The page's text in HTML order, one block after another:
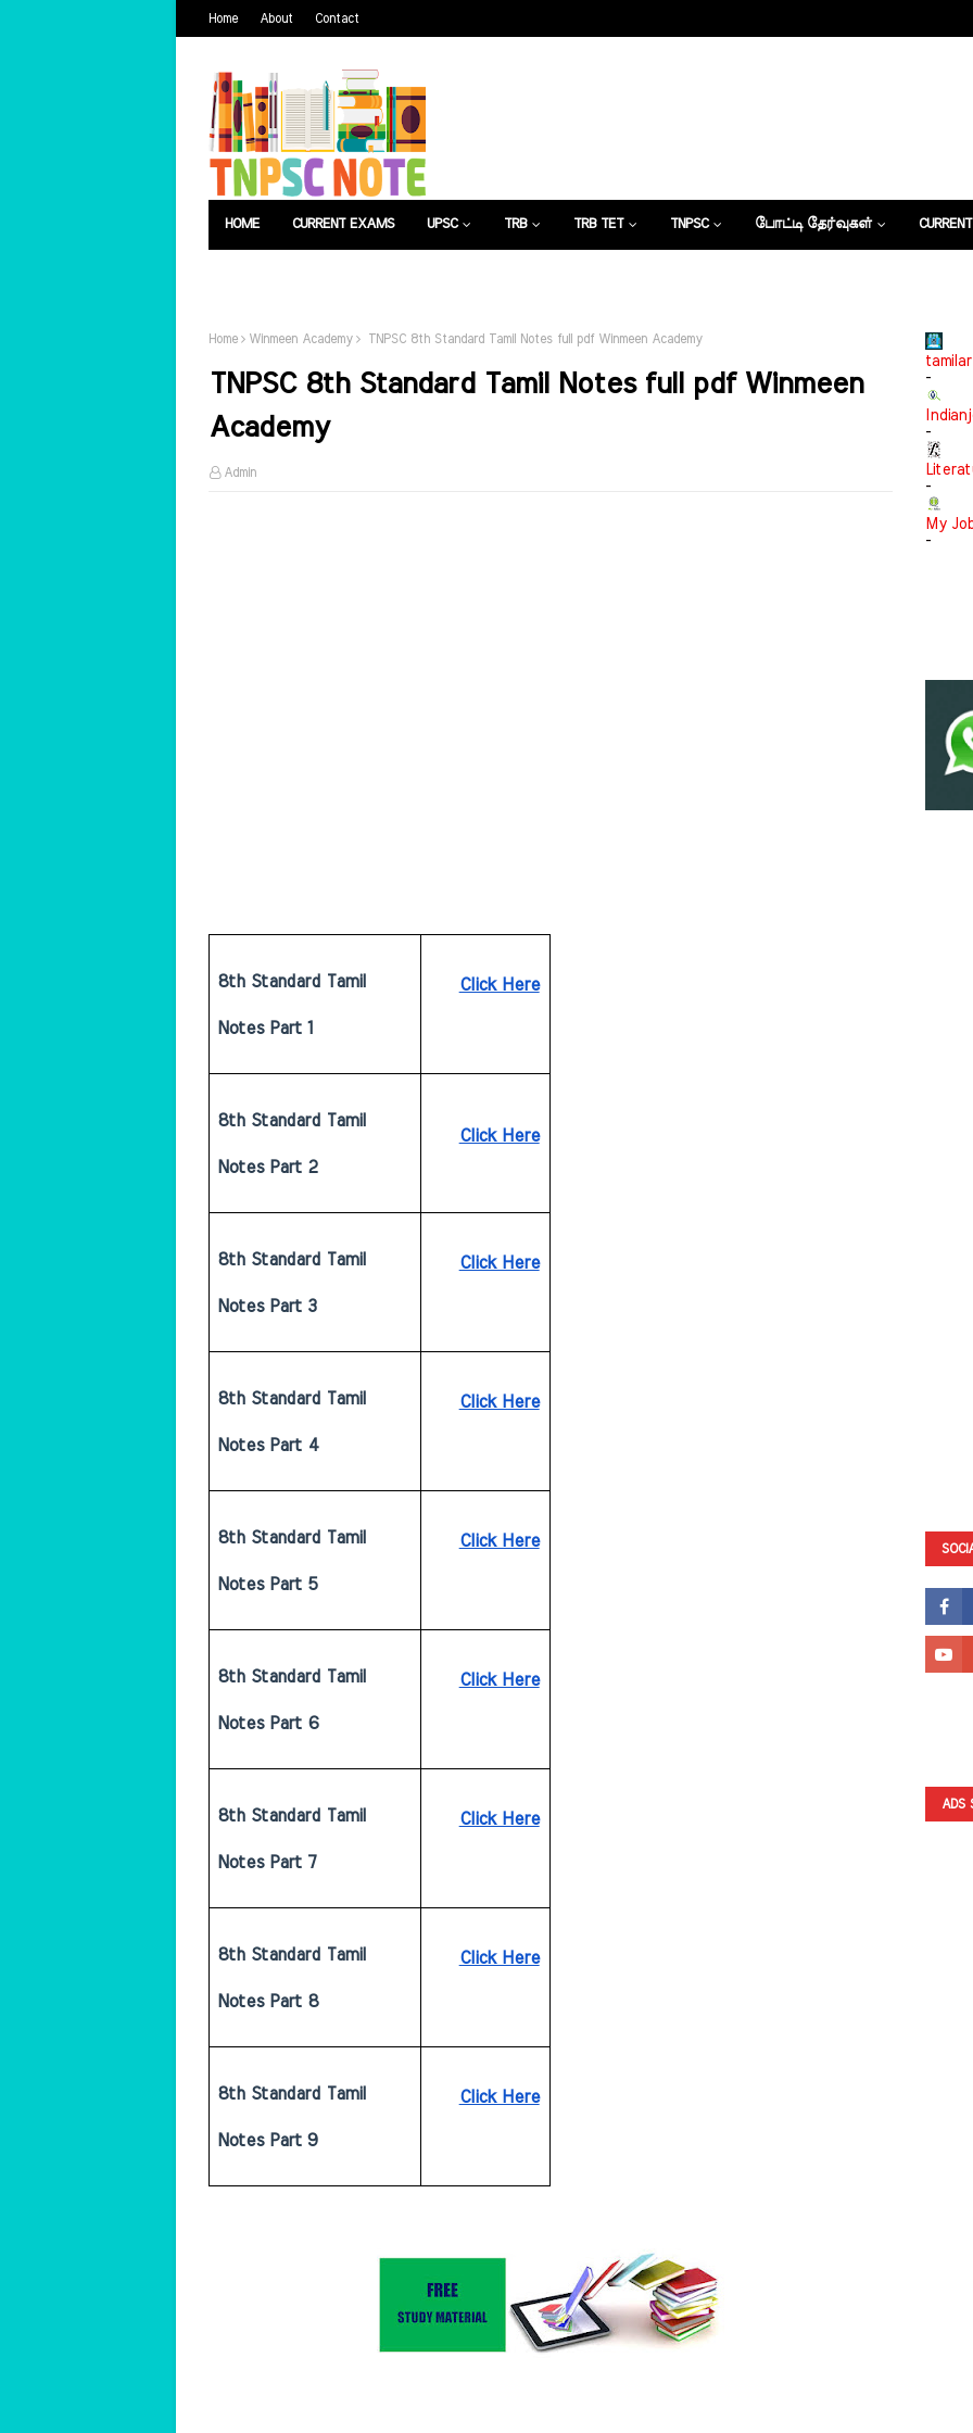
Home About Contact
HOME CURRENT EXAMS UPSC TRB TRB TET TNPSC போட்டி தேர்வுகள்
Home Winmeen Academy TNPSC 8th Standard Tamil Notes full pdf Winmeen Academy
TNPSC 8th Standard Tamil Notes full pdf Winmeen
Academy
Admin
8th Standard Tamil
Notes Part 1
Click Here
8th Standard Tamil
Notes Part 2
Click Here
8th Standard Tamil
Notes Part 3
Click Here
8th Standard Tamil
Notes Part 4
Click Here
8th Standard Tamil
Notes Part 5
Click Here
8th Standard Tamil
Notes Part 6
Click Here
8th Standard Tamil
Notes Part 7
Click Here
8th Standard Tamil
Notes Part 8
Click Here
8th Standard Tamil
Notes Part 9
Click Here
-
-
-
My
-
ADS